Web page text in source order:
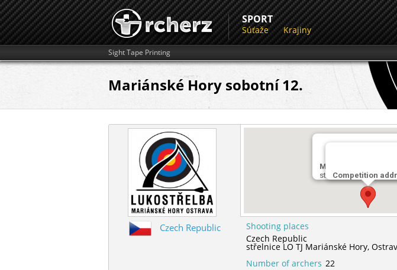
SPORT
Súťaže Krajiny
Sight Tape Printing
Mariánské Hory sobotní 12.
Competition
Miesto streľby
střelnice LO TJ
Czech Republic
Shooting places
Czech Republic
střelnice LO TJ Mariánské Hory,
Number of archers 22